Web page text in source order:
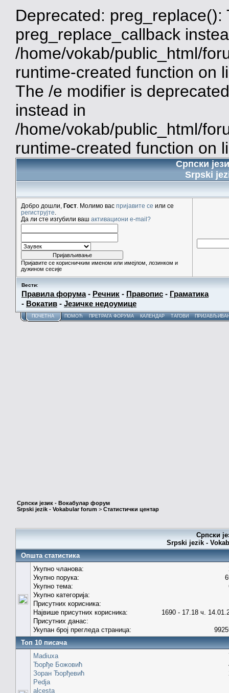
Deprecated:
preg_replace_callback
/home/vokab/public_html/
runtime-created function on
The /e modifier is
instead in
/home/vokab/public_html/
runtime-created function on
Српски
Srpski
Добро дошли, Гост . Молимо вас пријавите се или се
региструјте
Да ли сте изгубили ваш активациони e-mail?
Пријавите се корисничким именом или имејлом, лозинком и
дужином сесије
Вести:
Правила форума- Речник - Правопис - Граматика
- Вокатив - Језичке недоумице
ПОЧЕТНА ПОМОЋ ПРЕТРАГА ФОРУМА КАЛЕНДАР ТАГОВИ
Српски језик - Вокабулар форум
Srpski jezik - Vokabular forum > Статистички центар
Српски
Srpski jezik -
Општа статистика
Укупно чланова:
Укупно порука:
Укупно тема:
Укупно категорија:
Присутних корисника:
Највише присутних корисника:
1690 - 17.18 ч.
Присутних данас:
Укупан број прегледа страница:
Топ 10 писача
Madiuxa
Ђорђе Божовић
Зоран Ђорђевић
Pedja
alcesta